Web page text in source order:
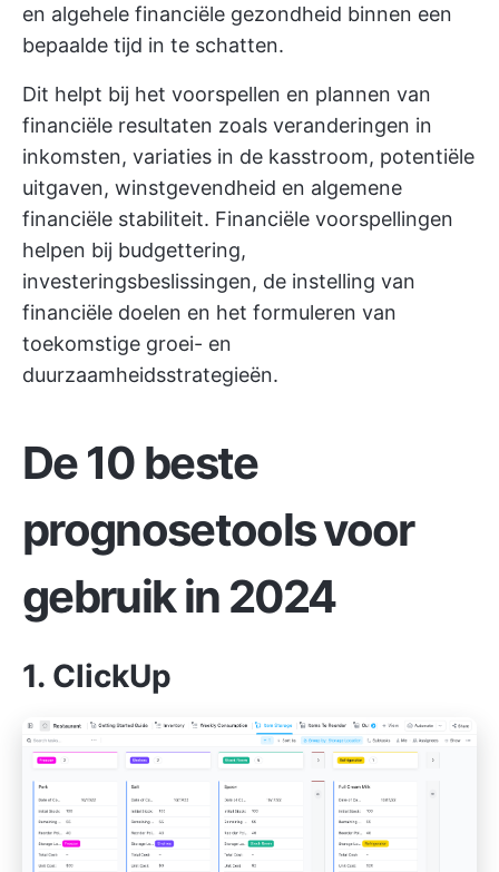
en algehele financiële gezondheid binnen een
bepaalde tijd in te schatten.
Dit helpt bij het voorspellen en plannen van
financiële resultaten zoals veranderingen in
inkomsten, variaties in de kasstroom, potentiële
uitgaven, winstgevendheid en algemene
financiële stabiliteit. Financiële voorspellingen
helpen bij budgettering,
investeringsbeslissingen, de instelling van
financiële doelen en het formuleren van
toekomstige groei- en
duurzaamheidsstrategieën.
De 10 beste
prognosetools voor
gebruik in 2024
1. ClickUp